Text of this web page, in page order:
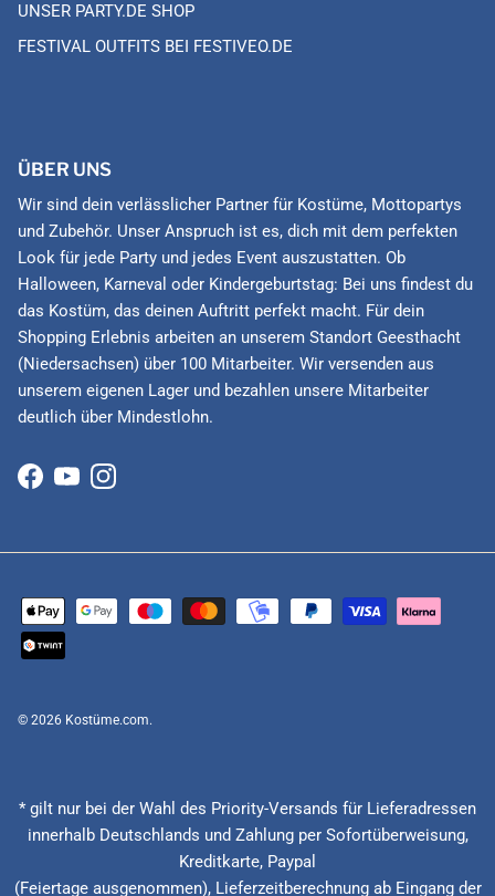
UNSER PARTY.DE SHOP
FESTIVAL OUTFITS BEI FESTIVEO.DE
ÜBER UNS
Wir sind dein verlässlicher Partner für Kostüme, Mottopartys
und Zubehör. Unser Anspruch ist es, dich mit dem perfekten
Look für jede Party und jedes Event auszustatten. Ob
Halloween, Karneval oder Kindergeburtstag: Bei uns findest du
das Kostüm, das deinen Auftritt perfekt macht. Für dein
Shopping Erlebnis arbeiten an unserem Standort Geesthacht
(Niedersachsen) über 100 Mitarbeiter. Wir versenden aus
unserem eigenen Lager und bezahlen unsere Mitarbeiter
deutlich über Mindestlohn.
Facebook
YouTubeInstagram
© 2026 Kostüme.com.
* gilt nur bei der Wahl des Priority-Versands für Lieferadressen
innerhalb Deutschlands und Zahlung per Sofortüberweisung,
Kreditkarte, Paypal
(Feiertage ausgenommen), Lieferzeitberechnung ab Eingang der